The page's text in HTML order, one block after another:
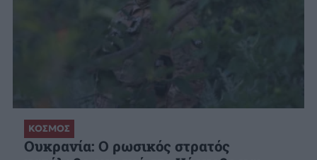
ΚΟΣΜΟΣ
Ουκρανία: Ο ρωσικός στρατός